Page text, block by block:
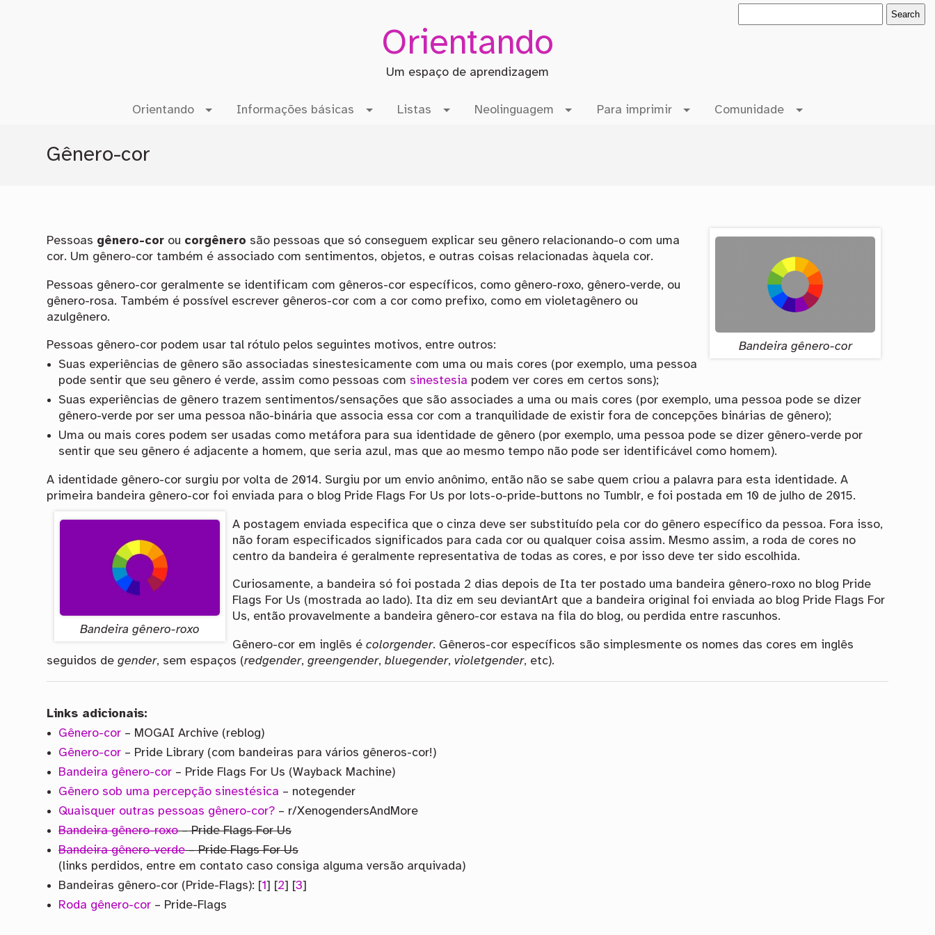
Orientando
Um espaço de aprendizagem
Orientando Informações básicas Listas Neolinguagem Para imprimir Comunidade
Gênero-cor
Bandeira gênero-cor
Pessoas gênero-cor ou corgênero são pessoas que só conseguem explicar seu gênero relacionando-o com uma
cor. Um gênero-cor também é associado com sentimentos, objetos, e outras coisas relacionadas àquela cor.
Pessoas gênero-cor geralmente se identificam com gêneros-cor específicos, como gênero-roxo, gênero-verde, ou
gênero-rosa. Também é possível escrever gêneros-cor com a cor como prefixo, como em violetagênero ou
azulgênero.
Pessoas gênero-cor podem usar tal rótulo pelos seguintes motivos, entre outros:
Suas experiências de gênero são associadas sinestesicamente com uma ou mais cores (por exemplo, uma pessoa
pode sentir que seu gênero é verde, assim como pessoas com sinestesia podem ver cores em certos sons);
Suas experiências de gênero trazem sentimentos/sensações que são associades a uma ou mais cores (por exemplo, uma pessoa pode se dizer
gênero-verde por ser uma pessoa não-binária que associa essa cor com a tranquilidade de existir fora de concepções binárias de gênero);
Uma ou mais cores podem ser usadas como metáfora para sua identidade de gênero (por exemplo, uma pessoa pode se dizer gênero-verde por
sentir que seu gênero é adjacente a homem, que seria azul, mas que ao mesmo tempo não pode ser identificável como homem).
A identidade gênero-cor surgiu por volta de 2014. Surgiu por um envio anônimo, então não se sabe quem criou a palavra para esta identidade. A
primeira bandeira gênero-cor foi enviada para o blog Pride Flags For Us por lots-o-pride-buttons no Tumblr, e foi postada em 10 de julho de 2015.
Bandeira gênero-roxo
A postagem enviada especifica que o cinza deve ser substituído pela cor do gênero específico da pessoa. Fora isso,
não foram especificados significados para cada cor ou qualquer coisa assim. Mesmo assim, a roda de cores no
centro da bandeira é geralmente representativa de todas as cores, e por isso deve ter sido escolhida.
Curiosamente, a bandeira só foi postada 2 dias depois de Ita ter postado uma bandeira gênero-roxo no blog Pride
Flags For Us (mostrada ao lado). Ita diz em seu deviantArt que a bandeira original foi enviada ao blog Pride Flags For
Us, então provavelmente a bandeira gênero-cor estava na fila do blog, ou perdida entre rascunhos.
Gênero-cor em inglês écolorgender. Gêneros-cor específicos são simplesmente os nomes das cores em inglês
seguidos degender, sem espaços (redgender,greengender,bluegender,violetgender, etc).
Links adicionais:
Gênero-cor– MOGAI Archive (reblog)
Gênero-cor– Pride Library (com bandeiras para vários gêneros-cor!)
Bandeira gênero-cor– Pride Flags For Us (Wayback Machine)
Gênero sob uma percepção sinestésica – notegender
Quaisquer outras pessoas gênero-cor?– r/XenogendersAndMore
Bandeira gênero-roxo– Pride Flags For Us
Bandeira gênero-verde– Pride Flags For Us
(links perdidos, entre em contato caso consiga alguma versão arquivada)
Bandeiras gênero-cor (Pride-Flags): [1] [2] [3]
Roda gênero-cor– Pride-Flags